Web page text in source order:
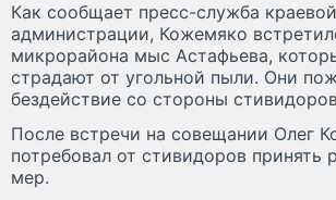
Как сообщает пресс-служба краевой
администрации, Кожемяко
микрорайона мыс Астафьева,
страдают от угольной пыли. Они
бездействие со стороны
После встречи на совещании Олег
потребовал от стивидоров принять
мер.